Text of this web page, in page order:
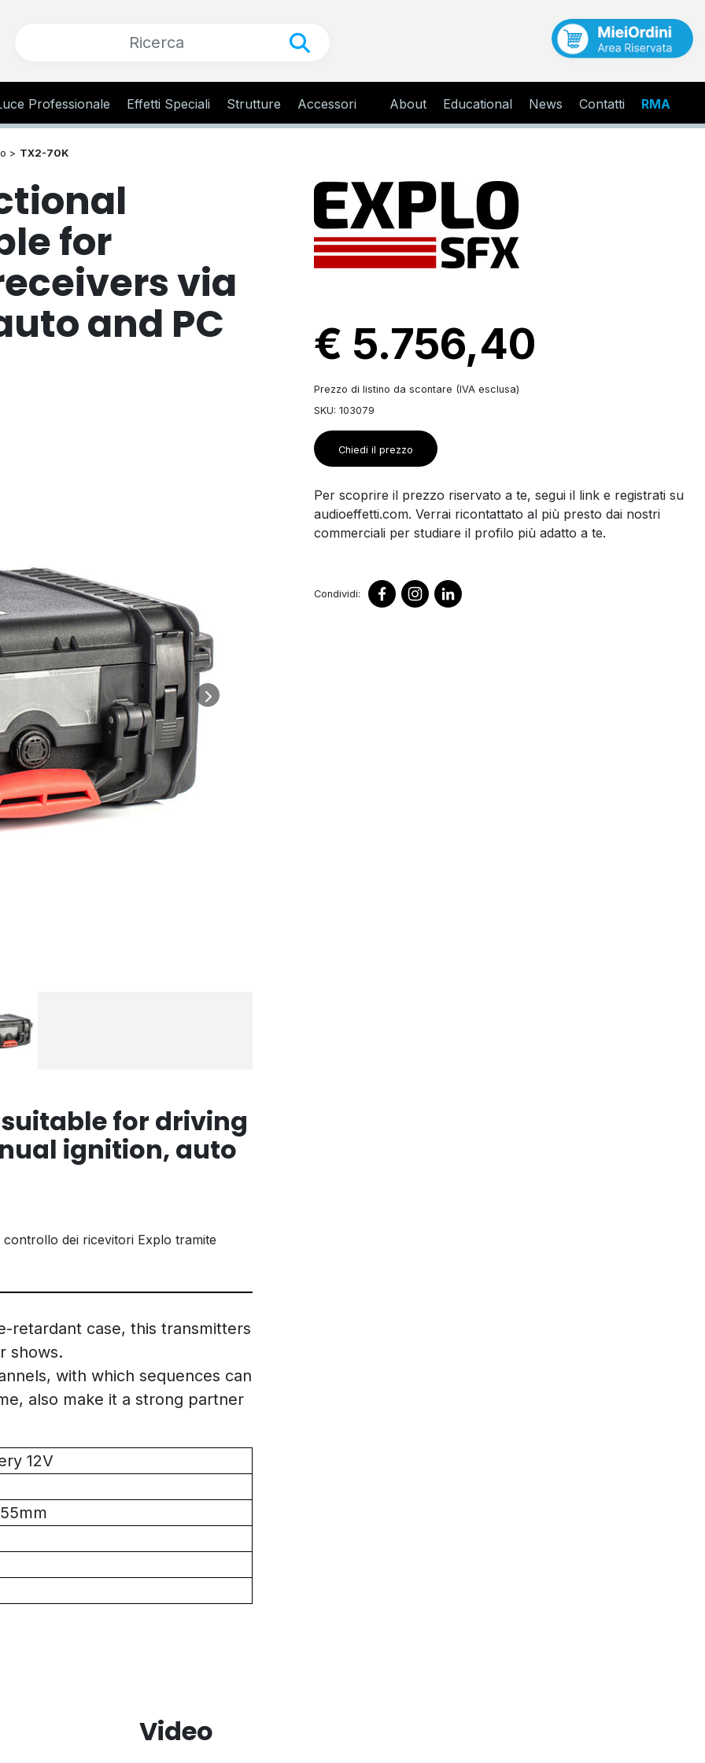
Professionale Effetti Speciali Strutture Accessori About Educational News Contatti RMA
> TX2-70K
for
via
and PC
for driving
ignition, auto
dei ricevitori Explo tramite
retardant case, this transmitters
shows.
with which sequences can
also make it a strong partner
12V
€ 5.756,40
Prezzo di listino da scontare (IVA esclusa)
SKU: 103079
Chiedi il prezzo
Per scoprire il prezzo riservato a te, segui il link e registrati su
audioeffetti.com. Verrai ricontattato al più presto dai nostri
commerciali per studiare il profilo più adatto a te.
Condividi:
Video